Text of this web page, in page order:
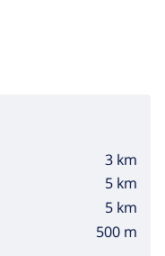
3 km
5 km
5 km
500 m